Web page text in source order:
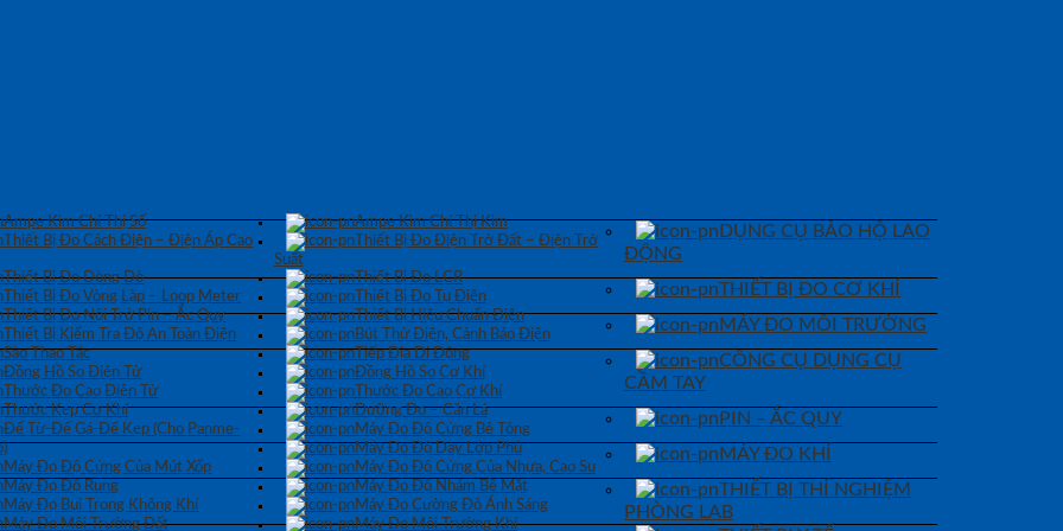
Ampe Kìm Chỉ Thị Số
Ampe Kìm Chỉ Thị Kim
Thiết Bị Đo Cách Điện – Điện Áp Cao
Thiết Bị Đo Điện Trở Đất – Điện Trở
Suất
Thiết Bị Đo Dòng Dò
Thiết Bị Đo LCR
Thiết Bị Đo Vòng Lặp – Loop Meter
Thiết Bị Đo Tụ Điện
Thiết Bị Đo Nội Trở Pin – Ắc Quy
Thiết Bị Hiệu Chuẩn Điện
Thiết Bị Kiểm Tra Độ An Toàn Điện
DỤNG CỤ BẢO HỘ LAO
ĐỘNG
Bút Thử Điện, Cảnh Báo Điện
Sào Thao Tác
Tiếp Địa Di Động
THIẾT BỊ ĐO CƠ KHÍ
Đồng Hồ So Điện Tử
Đồng Hồ So Cơ Khí
Thước Đo Cao Điện Tử
Thước Đo Cao Cơ Khí
Thước Kẹp Cơ Khí
Dưỡng Đo – Căn Lá
Đế Từ-Đế Gá-Đế Kẹp (Cho Panme-
Máy Đo Độ Cứng Bê Tông
Máy Đo Độ Dày Lớp Phủ
Máy Đo Độ Cứng Của Mút Xốp
Máy Đo Độ Cứng Của Nhựa, Cao Su
Máy Đo Độ Rung Máy Đo Độ Nhám Bề Mặt
MÁY ĐO MÔI TRƯỜNG
Máy Đo Bụi Trong Không Khí
Máy Đo Cường Độ Ánh Sáng
Máy Đo Môi Trường Đất
Máy Đo Môi Trường Khí
CÔNG CỤ DỤNG CỤ
CẦM TAY
PIN – ẮC QUY
MÁY ĐO KHÍ
THIẾT BỊ THÍ NGHIỆM
PHÒNG LAB